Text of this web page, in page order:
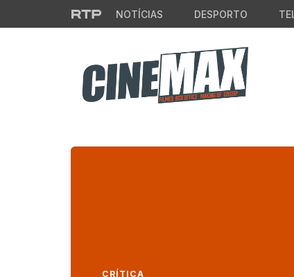
Saltar para o conteúdo principal
NOTÍCIAS DESPORTO
CRÍTICA